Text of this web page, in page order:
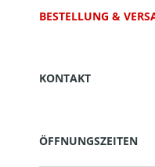
BESTELLUNG &
KONTAKT
ÖFFNUNGSZEITEN